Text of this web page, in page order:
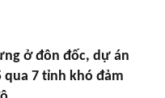
ở đôn đốc, dự án
qua 7 tỉnh khó đảm